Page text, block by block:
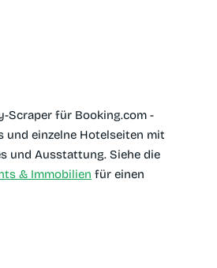
Scraper für Booking.com -
und einzelne Hotelseiten mit
und Ausstattung. Siehe die
& Immobilien für einen